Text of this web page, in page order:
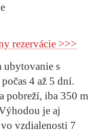
rezervácie >>>
ubytovanie s
4 až 5 dní.
pobreží, iba 350 m
je aj
vzdialenosti 7